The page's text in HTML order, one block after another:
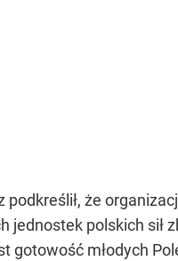
że
polskich sił
młodych